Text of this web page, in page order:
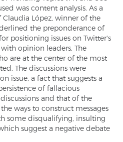
was content analysis. As a
Claudia López, winner of the
the preponderance of
positioning issues on Twitter's
opinion leaders. The
are at the center of the most
The discussions were
issue, a fact that suggests a
of fallacious
and that of the
ways to construct messages
some disqualifying, insulting
suggest a negative debate